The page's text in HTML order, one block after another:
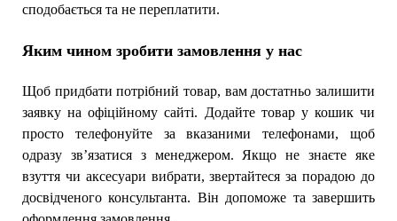
сподобається та не переплатити.
Яким чином зробити замовлення у нас
Щоб придбати потрібний товар, вам достатньо залишити
заявку на офіційному сайті. Додайте товар у кошик чи
просто телефонуйте за вказаними телефонами, щоб
одразу зв’язатися з менеджером. Якщо не знаєте яке
взуття чи аксесуари вибрати, звертайтеся за порадою до
досвідченого консультанта. Він допоможе та завершить